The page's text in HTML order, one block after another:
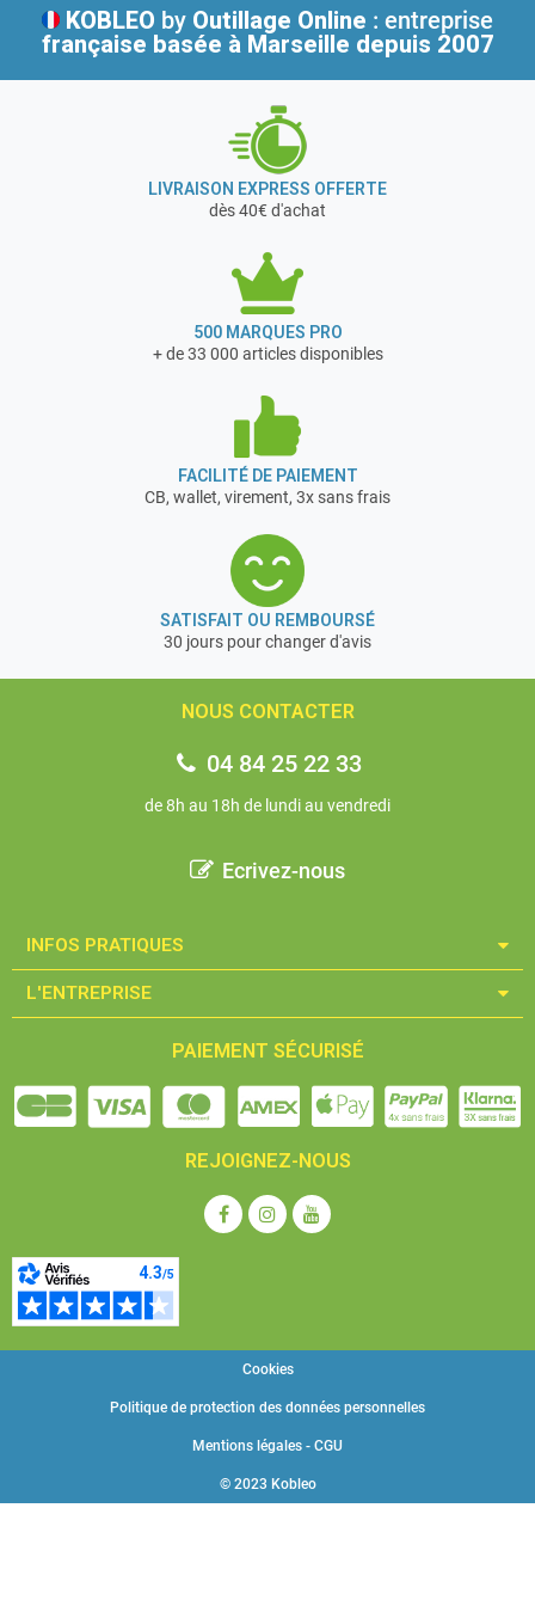
- 2 fixes + 2 pivotantes à frein
- Ø 200 mm
- Bandage : caoutchouc
KOBLEO by Outillage Online : entreprise
française basée à Marseille depuis 2007
LIVRAISON EXPRESS OFFERTE
dès 40€ d'achat
500 MARQUES PRO
+ de 33 000 articles disponibles
FACILITÉ DE PAIEMENT
CB, wallet, virement, 3x sans frais
SATISFAIT OU REMBOURSÉ
30 jours pour changer d'avis
NOUS CONTACTER
04 84 25 22 33
de 8h au 18h de lundi au vendredi
Ecrivez-nous
INFOS PRATIQUES​
L'ENTREPRISE​
PAIEMENT SÉCURISÉ
REJOIGNEZ-NOUS
© 2023 Kobleo
Mentions légales - CGU
Politique de protection des données personnelles
Cookies